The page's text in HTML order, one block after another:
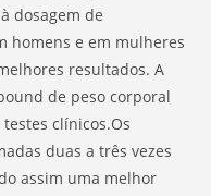
dosagem de
homens e em mulheres
resultados. A
de peso corporal
clínicos.Os
duas a três vezes
assim uma melhor